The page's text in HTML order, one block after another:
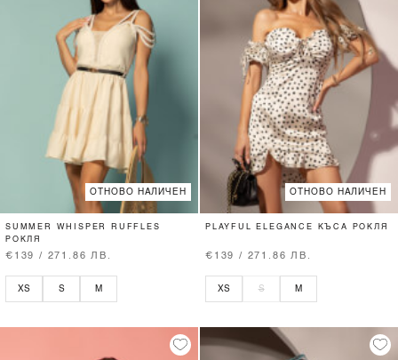
ОТНОВО НАЛИЧЕН
SUMMER WHISPER RUFFLES
РОКЛЯ
€139 / 271.86 ЛВ.
XS S M
ОТНОВО НАЛИЧЕН
PLAYFUL ELEGANCE КЪСА РОКЛЯ
€139 / 271.86 ЛВ.
XS S M